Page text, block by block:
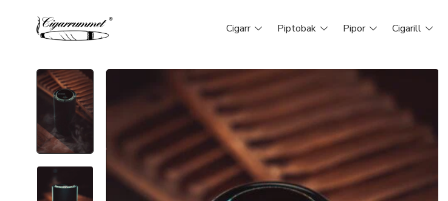
Cigarr Piptobak Pipor Cigarill